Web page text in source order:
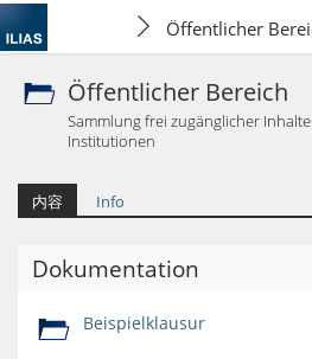
Öffentlicher
Öffentlicher Bereich
Sammlung frei zugänglicher
Institutionen
内容 Info
Dokumentation
Beispielklausur